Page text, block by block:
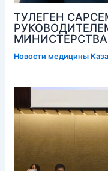
ТУЛЕГЕН
Новости медицины